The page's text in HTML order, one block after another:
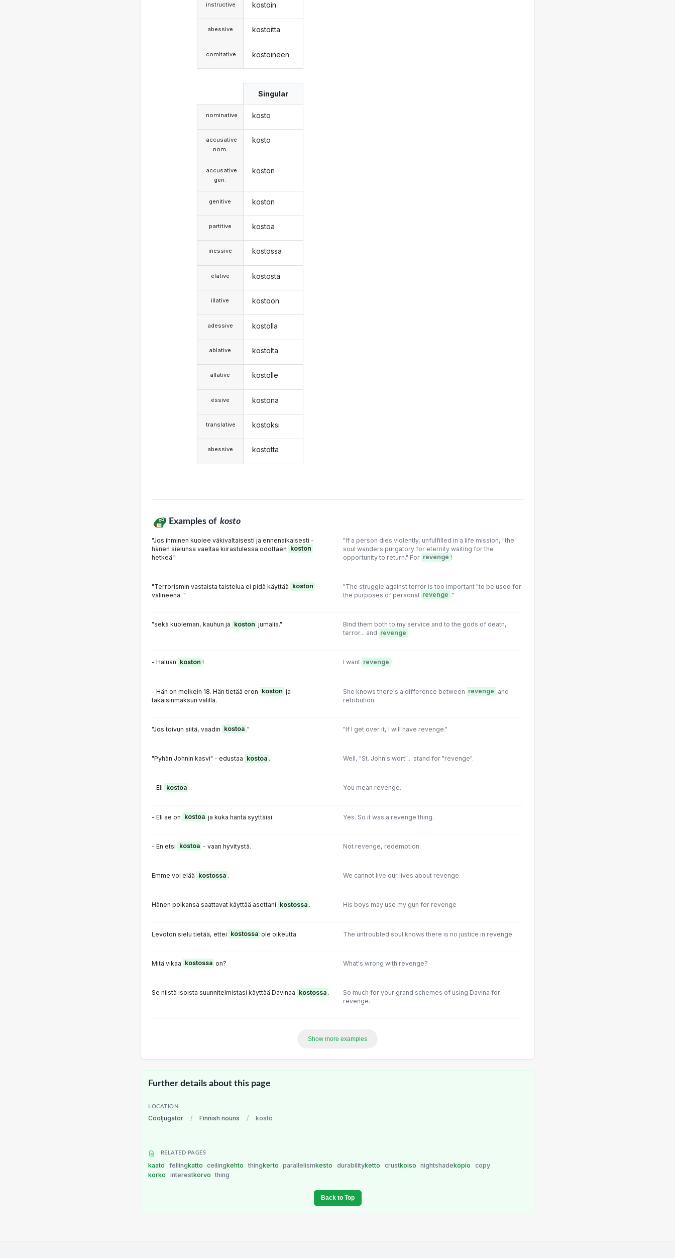
instructive
abessive
comitative
kostoin
kostoitta
kostoineen
nominative
accusative
nom.
accusative
gen.
genitive
partitive
inessive
elative
illative
adessive
ablative
allative
essive
translative
abessive
Singular
kosto
kosto
koston
koston
kostoa
kostossa
kostosta
kostoon
kostolla
kostolta
kostolle
kostona
kostoksi
kostotta
Examples of kosto
"Jos ihminen kuolee väkivaltaisesti ja ennenaikaisesti -
hänen sielunsa vaeltaa kiirastulessa odottaen koston
hetkeä."
"If a person dies violently, unfulfilled in a life mission, "the
soul wanders purgatory for eternity waiting for the
opportunity to return." For revenge !
"Terrorismin vastaista taistelua ei pidä käyttää
koston
välineenä. "
"The struggle against terror is too important "to be used for
the purposes of personal revenge ."
"sekä kuoleman, kauhun ja koston jumalia."
Bind them both to my service and to the gods of death,
terror... and revenge .
- Haluan koston ! I want revenge !
- Hän on melkein 18. Hän tietää eron koston ja
takaisinmaksun välillä.
She knows there's a difference between revenge and
retribution.
"Jos toivun siitä, vaadin kostoa ." "If I get over it, I will have revenge."
"Pyhän Johnin kasvi" - edustaa kostoa . Well, "St. John's wort"... stand for "revenge".
- Eli kostoa . You mean revenge.
- Eli se on kostoa ja kuka häntä syyttäisi. Yes. So it was a revenge thing.
- En etsi kostoa - vaan hyvitystä. Not revenge, redemption.
Emme voi elää kostossa . We cannot live our lives about revenge.
Hänen poikansa saattavat käyttää asettani kostossa . His boys may use my gun for revenge
Levoton sielu tietää, ettei kostossa ole oikeutta. The untroubled soul knows there is no justice in revenge.
Mitä vikaa kostossa on? What's wrong with revenge?
Se niistä isoista suunnitelmistasi käyttää Davinaa kostossa .
So much for your grand schemes of using Davina for
revenge.
Show more examples
Further details about this page
LOCATION
Cooljugator / Finnish nouns / kosto
RELATED PAGES
kaato fellingkatto ceilingkehto thingkerto parallelismkesto durabilityketto crustkoiso nightshadekopio
copy
korko
interestkorvo thing
Back to Top